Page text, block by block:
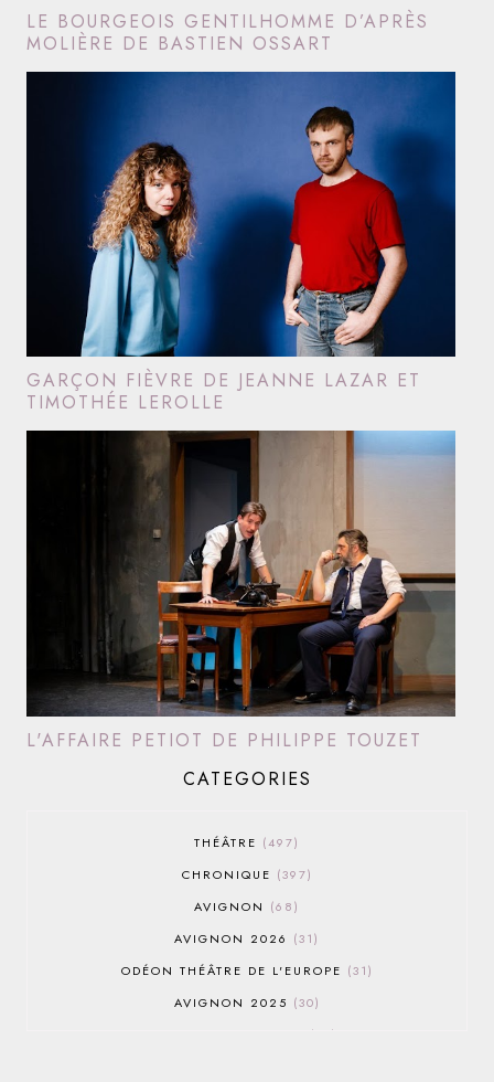
LE BOURGEOIS GENTILHOMME D’APRÈS
MOLIÈRE DE BASTIEN OSSART
GARÇON FIÈVRE DE JEANNE LAZAR ET
TIMOTHÉE LEROLLE
L'AFFAIRE PETIOT DE PHILIPPE TOUZET
CATEGORIES
THÉÂTRE
497
CHRONIQUE
397
AVIGNON
68
AVIGNON 2026
31
ODÉON THÉÂTRE DE L'EUROPE
31
AVIGNON 2025
30